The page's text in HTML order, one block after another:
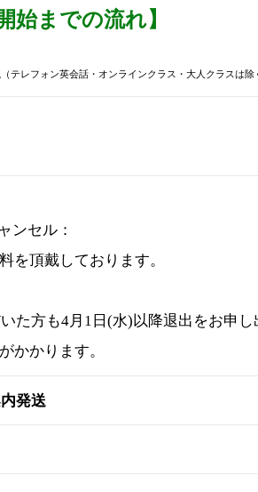
始までの流れ】
（テレフォン英会話・オンラインクラス・大人クラスは除
ンセル：
を頂戴しております。
た方も4月1日(水)以降退出をお申し
かかります。
発送